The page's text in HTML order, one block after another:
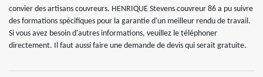
convier des artisans couvreurs. HENRIQUE Stevens couvreur 86 a pu suivre
des formations spécifiques pour la garantie d'un meilleur rendu de travail.
Si vous avez besoin d'autres informations, veuillez le téléphoner
directement. Il faut aussi faire une demande de devis qui serait gratuite.